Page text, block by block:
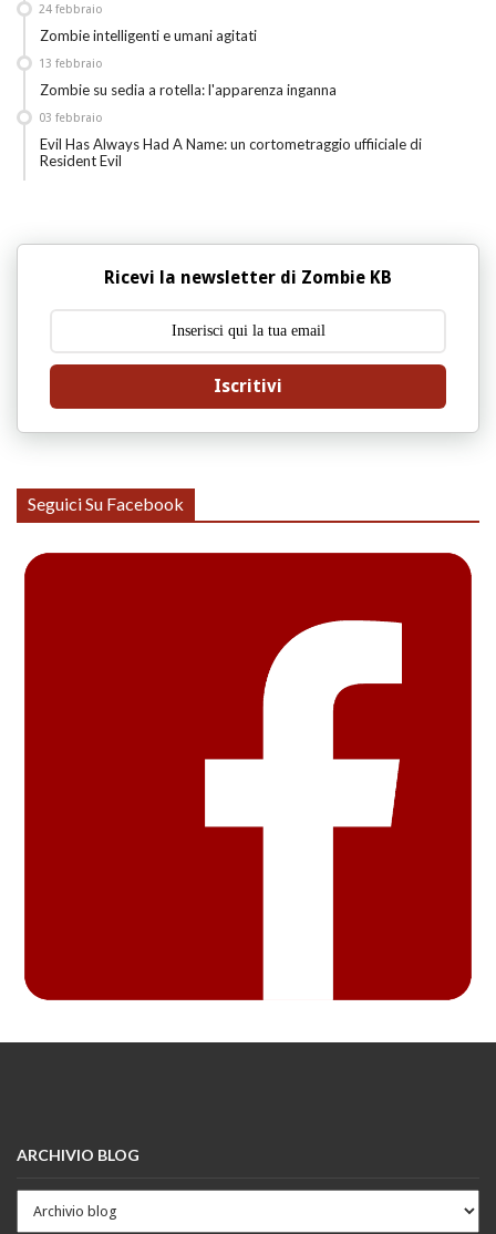
Zombie intelligenti e umani agitati
24 febbraio
Zombie su sedia a rotella: l'apparenza inganna
13 febbraio
Evil Has Always Had A Name: un cortometraggio uffiiciale di
Resident Evil
03 febbraio
Ricevi la newsletter di Zombie KB
Iscritivi
Seguici Su Facebook
ARCHIVIO BLOG